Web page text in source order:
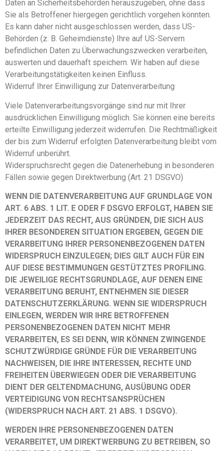
Daten an Sicherheitsbehörden herauszugeben, ohne dass
Sie als Betroffener hiergegen gerichtlich vorgehen könnten.
Es kann daher nicht ausgeschlossen werden, dass US-
Behörden (z. B. Geheimdienste) Ihre auf US-Servern
befindlichen Daten zu Überwachungszwecken verarbeiten,
auswerten und dauerhaft speichern. Wir haben auf diese
Verarbeitungstätigkeiten keinen Einfluss.
Widerruf Ihrer Einwilligung zur Datenverarbeitung
Viele Datenverarbeitungsvorgänge sind nur mit Ihrer
ausdrücklichen Einwilligung möglich. Sie können eine bereits
erteilte Einwilligung jederzeit widerrufen. Die Rechtmäßigkeit
der bis zum Widerruf erfolgten Datenverarbeitung bleibt vom
Widerruf unberührt.
Widerspruchsrecht gegen die Datenerhebung in besonderen
Fällen sowie gegen Direktwerbung (Art. 21 DSGVO)
WENN DIE DATENVERARBEITUNG AUF GRUNDLAGE VON
ART. 6 ABS. 1 LIT. E ODER F DSGVO ERFOLGT, HABEN SIE
JEDERZEIT DAS RECHT, AUS GRÜNDEN, DIE SICH AUS
IHRER BESONDEREN SITUATION ERGEBEN, GEGEN DIE
VERARBEITUNG IHRER PERSONENBEZOGENEN DATEN
WIDERSPRUCH EINZULEGEN; DIES GILT AUCH FÜR EIN
AUF DIESE BESTIMMUNGEN GESTÜTZTES PROFILING.
DIE JEWEILIGE RECHTSGRUNDLAGE, AUF DENEN EINE
VERARBEITUNG BERUHT, ENTNEHMEN SIE DIESER
DATENSCHUTZERKLÄRUNG. WENN SIE WIDERSPRUCH
EINLEGEN, WERDEN WIR IHRE BETROFFENEN
PERSONENBEZOGENEN DATEN NICHT MEHR
VERARBEITEN, ES SEI DENN, WIR KÖNNEN ZWINGENDE
SCHUTZWÜRDIGE GRÜNDE FÜR DIE VERARBEITUNG
NACHWEISEN, DIE IHRE INTERESSEN, RECHTE UND
FREIHEITEN ÜBERWIEGEN ODER DIE VERARBEITUNG
DIENT DER GELTENDMACHUNG, AUSÜBUNG ODER
VERTEIDIGUNG VON RECHTSANSPRÜCHEN
(WIDERSPRUCH NACH ART. 21 ABS. 1 DSGVO).
WERDEN IHRE PERSONENBEZOGENEN DATEN
VERARBEITET, UM DIREKTWERBUNG ZU BETREIBEN, SO